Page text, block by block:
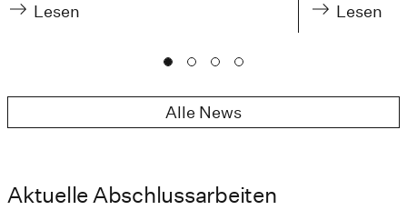
Lesen
Lesen
Alle News
Aktuelle Abschlussarbeiten